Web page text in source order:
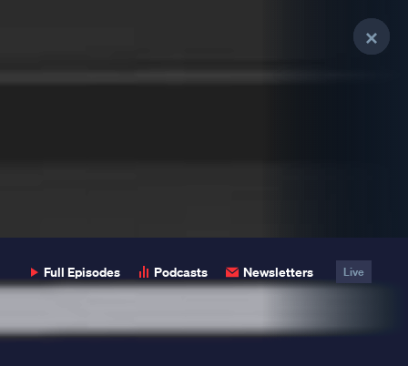
Full Episodes Podcasts Newsletters Live